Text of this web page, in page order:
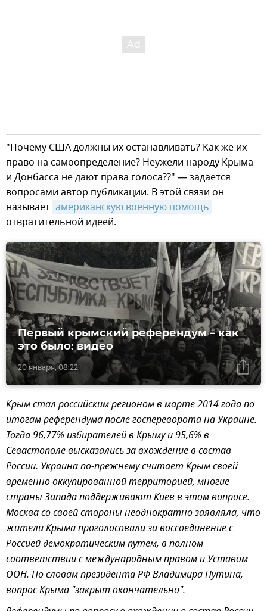
"Почему США должны их останавливать? Как же их
право на самоопределение? Неужели народу Крыма
и Донбасса не дают права голоса??" — задается
вопросами автор публикации. В этой связи он
называет американскую военную помощь
отвратительной идеей.
20 января, 08:22
Первый крымский референдум – как
это было: видео
Крым стал российским регионом в марте 2014 года по
итогам референдума после госпереворота на Украине.
Тогда 96,77% избирателей в Крыму и 95,6% в
Севастополе высказались за вхождение в состав
России. Украина по-прежнему считает Крым своей
временно оккупированной территорией, многие
страны Запада поддерживают Киев в этом вопросе.
Москва со своей стороны неоднократно заявляла, что
жители Крыма проголосовали за воссоединение с
Россией демократическим путем, в полном
соответствии с международным правом и Уставом
ООН. По словам президента РФ Владимира Путина,
вопрос Крыма "закрыт окончательно".